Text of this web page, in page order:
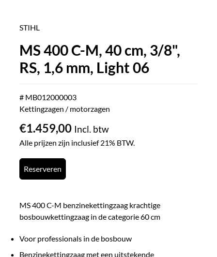
STIHL
MS 400 C-M, 40 cm, 3/8",
RS, 1,6 mm, Light 06
# MB012000003
Kettingzagen / motorzagen
€1.459,00 Incl. btw
Alle prijzen zijn inclusief 21% BTW.
Reserveren
MS 400 C-M benzinekettingzaag krachtige
bosbouwkettingzaag in de categorie 60 cm
Voor professionals in de bosbouw
Benzinekettingzaag met een uitstekende